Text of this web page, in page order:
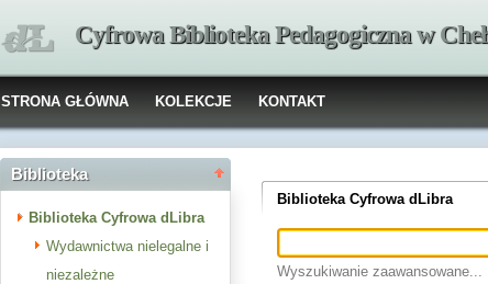
Cyfrowa Biblioteka Pedagogiczna w
STRONA GŁÓWNA KOLEKCJE KONTAKT
Biblioteka
Biblioteka Cyfrowa dLibra
Wydawnictwa nielegalne i
niezależne
Biblioteka Cyfrowa dLibra
Wyszukiwanie zaawansowane...